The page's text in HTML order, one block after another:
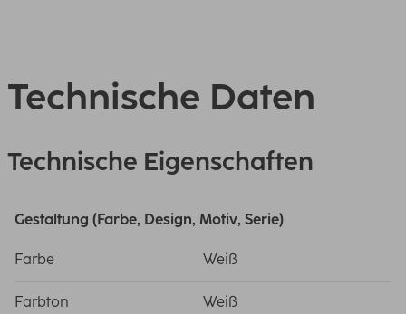
Technische Daten
Technische Eigenschaften
Gestaltung (Farbe, Design, Motiv, Serie)
Farbe Weiß
Farbton Weiß